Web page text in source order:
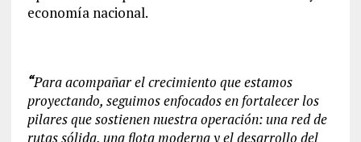
economía nacional.
“Para acompañar el crecimiento que estamos
proyectando, seguimos enfocados en fortalecer los
pilares que sostienen nuestra operación: una red de
rutas sólida, una flota moderna y el desarrollo del